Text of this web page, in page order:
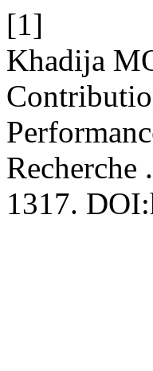
[1]
Khadija
Recherche
1317.